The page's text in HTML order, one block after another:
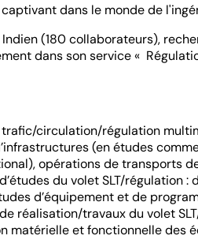
dans le monde de
(180 collaborateurs),
dans son service «
trafic/circulation/régulation
(en études
opérations de transports
du volet SLT/
d’équipement et de
réalisation/travaux du volet
matérielle et fonctionnelle des